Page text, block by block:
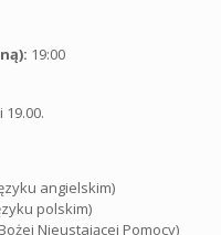
19:00
19.00.
angielskim)
polskim)
Nieustającej Pomocy)